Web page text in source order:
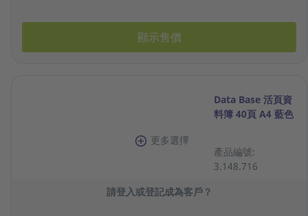
顯示售價
更多選擇
Data Base 活頁資
料簿 40頁 A4 藍色
產品編號:
3.148.716
請登入或登記成為客戶？